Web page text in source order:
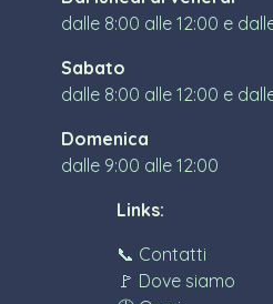
dalle 8:00 alle 12:00 e
Sabato
dalle 8:00 alle 12:00 e
Domenica
dalle 9:00 alle 12:00
Links:
📞 Contatti
🚩 Dove siamo